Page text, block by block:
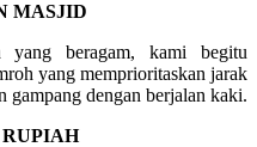
MASJID
yang beragam, kami begitu
yang memprioritaskan jarak
gampang dengan berjalan kaki.